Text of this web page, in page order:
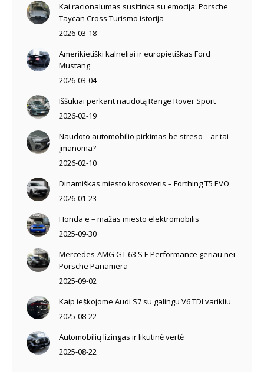
Kai racionalumas susitinka su emocija: Porsche
Taycan Cross Turismo istorija
2026-03-18
Amerikietiški kalneliai ir europietiškas Ford
Mustang
2026-03-04
Iššūkiai perkant naudotą Range Rover Sport
2026-02-19
Naudoto automobilio pirkimas be streso – ar tai
įmanoma?
2026-02-10
Dinamiškas miesto krosoveris – Forthing T5 EVO
2026-01-23
Honda e – mažas miesto elektromobilis
2025-09-30
Mercedes-AMG GT 63 S E Performance geriau nei
Porsche Panamera
2025-09-02
Kaip ieškojome Audi S7 su galingu V6 TDI varikliu
2025-08-22
Automobilių lizingas ir likutinė vertė
2025-08-22